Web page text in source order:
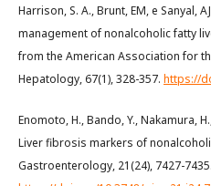
Harrison, S. A., Brunt, EM, e Sanyal,
management of nonalcoholic fatty
from the American Association for
Hepatology, 67(1), 328-357. https://
Enomoto, H., Bando, Y., Nakamura,
Liver fibrosis markers of
Gastroenterology, 21(24), 7427-7435.